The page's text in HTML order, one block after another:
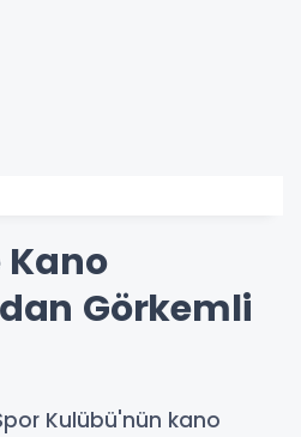
Kano
Görkemli
Kulübü'nün kano